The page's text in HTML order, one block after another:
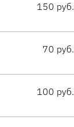
150 руб.
70 руб.
100 руб.